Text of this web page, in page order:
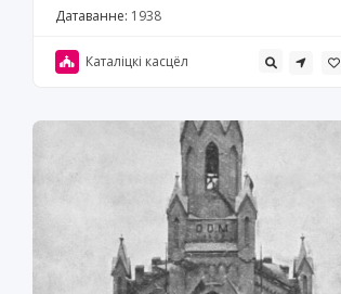
Датаванне: 1938
Каталіцкі касцёл